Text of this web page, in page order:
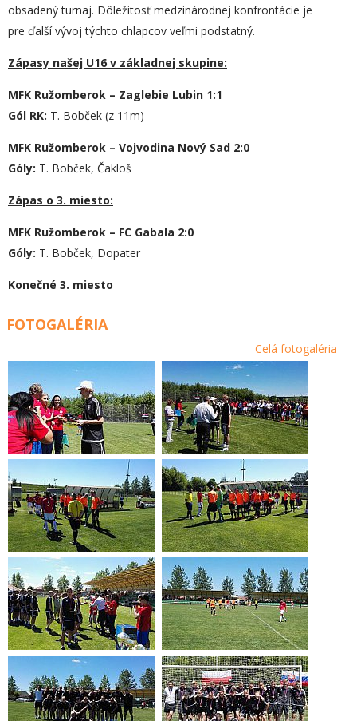
obsadený turnaj. Dôležitosť medzinárodnej konfrontácie je
pre ďalší vývoj týchto chlapcov veľmi podstatný.
Zápasy našej U16 v základnej skupine:
MFK Ružomberok – Zaglebie Lubin 1:1
Gól RK: T. Bobček (z 11m)
MFK Ružomberok – Vojvodina Nový Sad 2:0
Góly: T. Bobček, Čakloš
Zápas o 3. miesto:
MFK Ružomberok – FC Gabala 2:0
Góly: T. Bobček, Dopater
Konečné 3. miesto
FOTOGALÉRIA
Celá fotogaléria